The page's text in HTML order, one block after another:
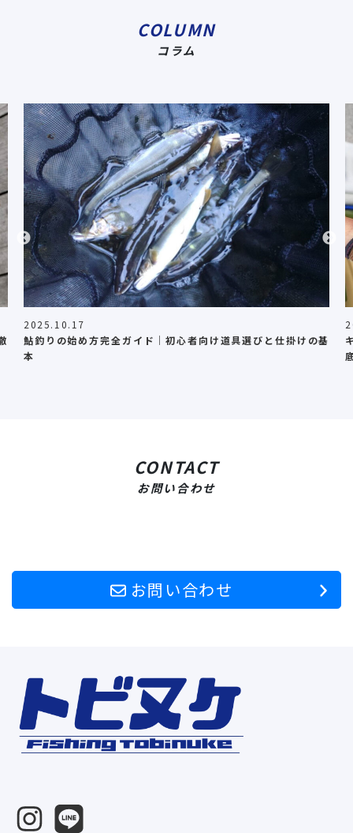
COLUMN
コラム
2025.10.17
鮎釣りの始め方完全ガイド｜初心者向け道具選びと仕掛けの基
本
CONTACT
お問い合わせ
お問い合わせ